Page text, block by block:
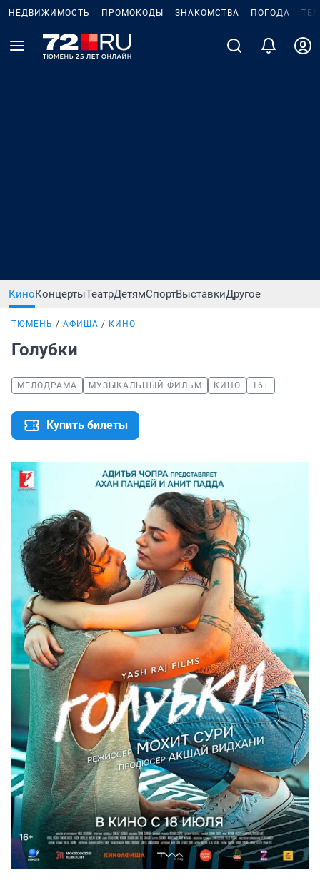
НЕДВИЖИМОСТЬ ПРОМОКОДЫ ЗНАКОМСТВА ПОГОДА
КиноКонцертыТеатрДетямСпортВыставкиДругое
ТЮМЕНЬ АФИША КИНО
Голубки
МЕЛОДРАМА МУЗЫКАЛЬНЫЙ ФИЛЬМ КИНО 16+
Купить билеты